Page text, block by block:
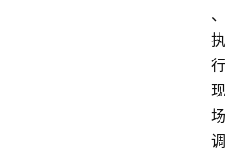
、
执
行
现
场
调